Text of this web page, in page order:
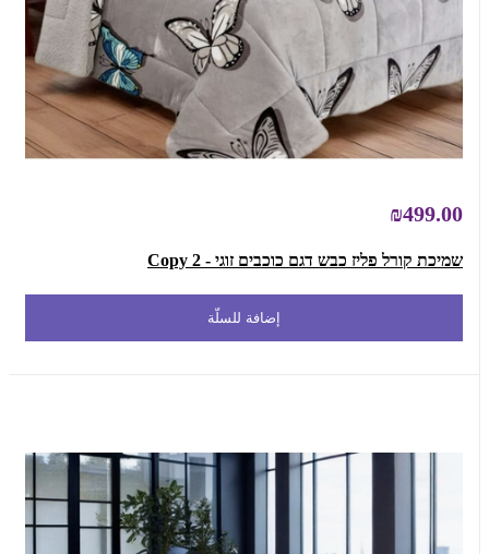
₪499.00
שמיכת קורל פליז כבש דגם כוכבים זוגי - Copy 2
إضافة للسلّة